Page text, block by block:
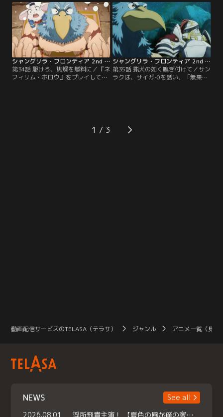
けるまで機体を替えない」というポ
リシーの元、無敗を誇るルストの高
速起動機衣人（ネフィリム）「緋翼
連理（ヒヨクレンリ）」を打ち倒す
べく…。【提供：バンダイチャンネ
ル】
駆使し、予想だにしない動きでルス
トを翻弄。さらにルストの機衣人
「緋翼連理」と自身の「フィドラー
クラブ」の違いを巧みに利用して勝
負をかける。【提供：バンダイチャ
ンネル】
シャングリラ・フロンティア 2nd Season 第34話
第34話 駆けろ、焦燥を燃料に／『ネ
フィリム・ホロウ』をプレイしてい
ていたところにビィラックが現れ
「完成したんじゃ！」とビィラック
シャングリラ・フロンティア 2nd Season 第35話
第35話 猟犬の如く嗅ぎ付けて／サン
ラクは、サイガ-0を誘い、「無果落
を攻略していく。【提供：バンダイ
チャンネル】
1
動画配信サービスのTELASA（テラサ） ジャンル アニメ一覧（見放
NEWS
See all
2026.08.01
浮所飛貴主演！ 【夏色の風が僕の家にやってきた】 本日よりテラサで独占配信スタート！